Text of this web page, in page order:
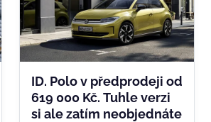
ID. Polo v předprodeji od
619 000 Kč. Tuhle verzi
si ale zatím neobjednáte